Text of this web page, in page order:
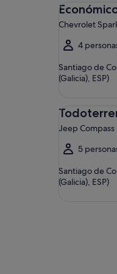
Chevrolet
4
Santiago de
(Galicia), ESP)
Jeep Compass
5
Santiago de
(Galicia), ESP)